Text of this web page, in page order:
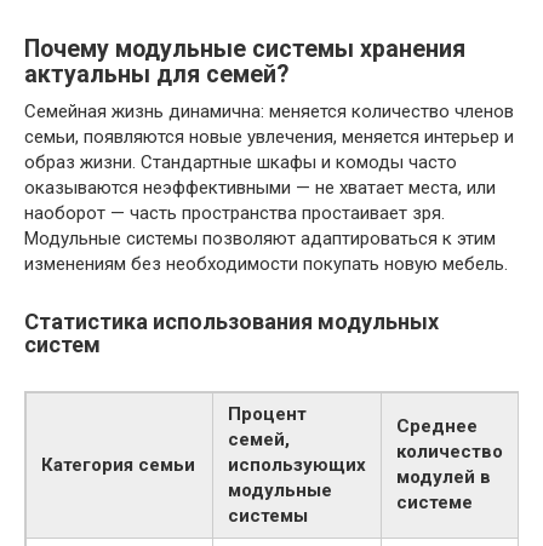
Почему модульные системы хранения
актуальны для семей?
Семейная жизнь динамична: меняется количество членов
семьи, появляются новые увлечения, меняется интерьер и
образ жизни. Стандартные шкафы и комоды часто
оказываются неэффективными — не хватает места, или
наоборот — часть пространства простаивает зря.
Модульные системы позволяют адаптироваться к этим
изменениям без необходимости покупать новую мебель.
Статистика использования модульных
систем
Категория семьи
Процент
семей,
использующих
модульные
системы
Среднее
количество
модулей в
системе